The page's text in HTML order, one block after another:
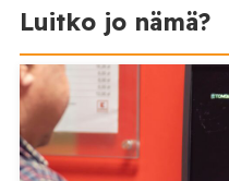
Luitko jo nämä?